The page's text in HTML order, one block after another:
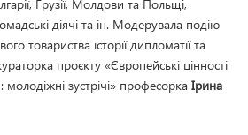
Грузії, Молдови та Польщі,
діячі та ін. Модерувала подію
товариства історії дипломатії та
проєкту «Європейські цінності
зустрічі» професорка Ірина